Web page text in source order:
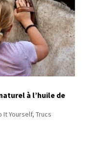
à l’huile de
It Yourself, Trucs